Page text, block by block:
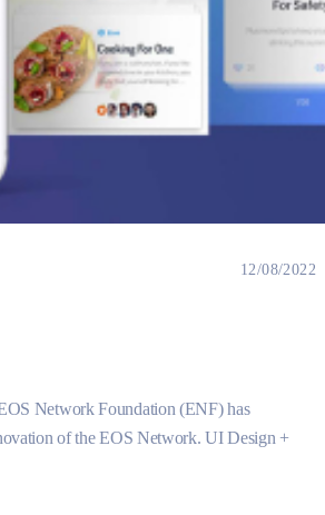
12/08/2022
Network Foundation (ENF) has
of the EOS Network. UI Design +